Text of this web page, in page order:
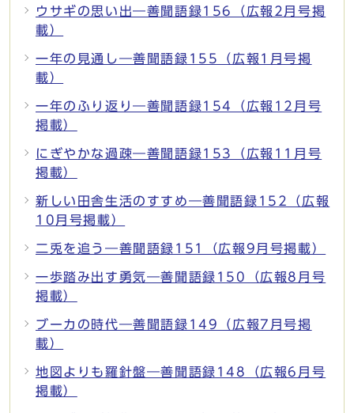
ウサギの思い出―善聞語録156（広報2月号掲
載）
一年の見通し―善聞語録155（広報1月号掲
載）
一年のふり返り―善聞語録154（広報12月号
掲載）
にぎやかな過疎―善聞語録153（広報11月号
掲載）
新しい田舎生活のすすめ―善聞語録152（広報
10月号掲載）
二兎を追う―善聞語録151（広報9月号掲載）
一歩踏み出す勇気―善聞語録150（広報8月号
掲載）
ブーカの時代―善聞語録149（広報7月号掲
載）
地図よりも羅針盤―善聞語録148（広報6月号
掲載）